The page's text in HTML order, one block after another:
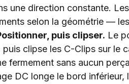
une direction constante.
selon la géométrie —
puis clipser. Le
puis clipse les C-Clips sur le
fermement sans aucun
DC longe le bord